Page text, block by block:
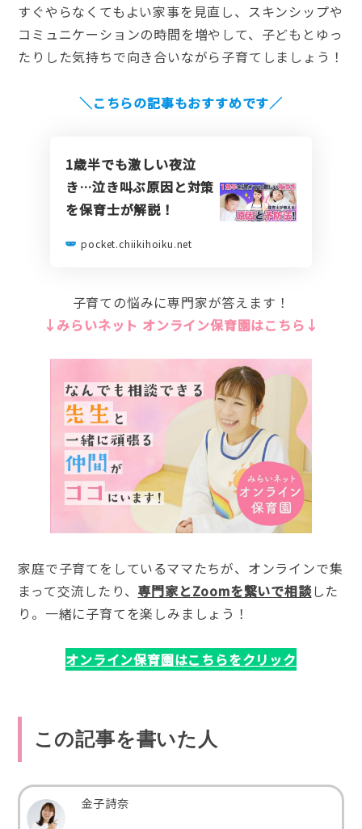
すぐやらなくてもよい家事を見直し、スキンシップや
コミュニケーションの時間を増やして、子どもとゆっ
たりした気持ちで向き合いながら子育てしましょう！
＼こちらの記事もおすすめです／
1歳半でも激しい夜泣
き…泣き叫ぶ原因と対策
を保育士が解説！
pocket.chiikihoiku.net
子育ての悩みに専門家が答えます！
↓みらいネット オンライン保育園はこちら↓
家庭で子育てをしているママたちが、オンラインで集
まって交流したり、 専門家とZoomを繋いで相談した
り。一緒に子育てを楽しみましょう！
オンライン保育園はこちらをクリック
この記事を書いた人
金子詩奈